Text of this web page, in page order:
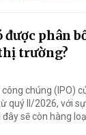
được phân
trường?
chúng (IPO)
quý II/2026, với
đây sẽ còn hàng